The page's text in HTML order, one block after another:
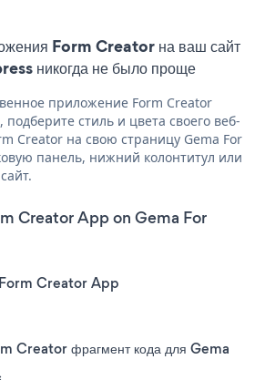
Form Creator на ваш сайт
никогда не было проще
приложение Form Creator
стиль и цвета своего веб-
Creator на свою страницу Gema For
панель, нижний колонтитул или
Creator App on Gema For
Creator App
Creator фрагмент кода для Gema